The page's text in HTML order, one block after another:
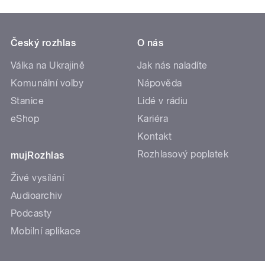
Český rozhlas
Válka na Ukrajině
Komunální volby
Stanice
eShop
mujRozhlas
Živé vysílání
Audioarchiv
Podcasty
Mobilní aplikace
O nás
Jak nás naladíte
Nápověda
Lidé v rádiu
Kariéra
Kontakt
Rozhlasový poplatek